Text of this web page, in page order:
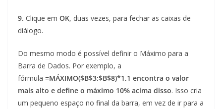
9. Clique em OK, duas vezes, para fechar as caixas de
diálogo.
Do mesmo modo é possível definir o Máximo para a
Barra de Dados. Por exemplo, a
fórmula =MÁXIMO($B$3:$B$8)*1,1 encontra o valor
mais alto e define o máximo 10% acima disso. Isso cria
um pequeno espaço no final da barra, em vez de ir para a